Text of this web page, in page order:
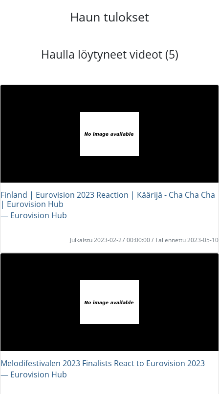
Haun tulokset
Haulla löytyneet videot (5)
Finland | Eurovision 2023 Reaction | Käärijä - Cha Cha Cha
| Eurovision Hub
― Eurovision Hub
Julkaistu 2023-02-27 00:00:00 / Tallennettu 2023-05-10
Melodifestivalen 2023 Finalists React to Eurovision 2023
― Eurovision Hub